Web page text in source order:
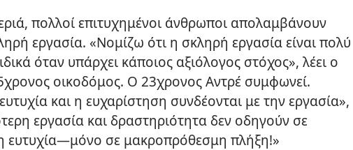
πολλοί επιτυχημένοι άνθρωποι απολαμβάνουν
εργασία. «Νομίζω ότι η σκληρή εργασία είναι πολύ
όταν υπάρχει κάποιος αξιόλογος στόχος», λέει ο
οικοδόμος. Ο 23χρονος Αντρέ συμφωνεί.
και η ευχαρίστηση συνδέονται με την εργασία»,
εργασία και δραστηριότητα δεν οδηγούν σε
ευτυχία​—μόνο σε μακροπρόθεσμη πλήξη!»